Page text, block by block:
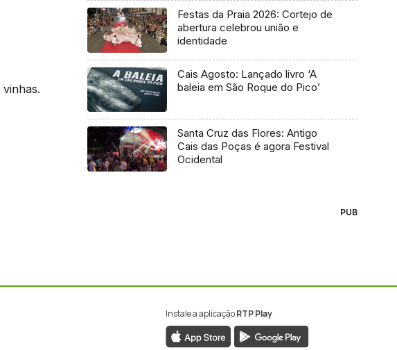
Festas da Praia 2026: Cortejo de
abertura celebrou união e
identidade
Cais Agosto: Lançado livro ‘A
baleia em São Roque do Pico’
Santa Cruz das Flores: Antigo
Cais das Poças é agora Festival
Ocidental
PUB
Instale a aplicaçãoRTP Play